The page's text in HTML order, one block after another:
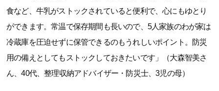
食など、牛乳がストックされていると便利で、心にもゆとり
ができます。常温で保存期間も長いので、5人家族のわが家は
冷蔵庫を圧迫せずに保管できるのもうれしいポイント。防災
用の備えとしてもストックしておきたいです」（大森智美さ
ん、40代、整理収納アドバイザー・防災士、3児の母）